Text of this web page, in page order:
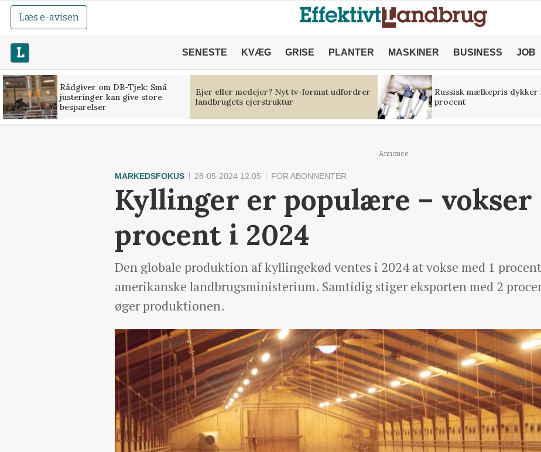
Læs e-avisen
SENESTE KVÆG GRISE PLANTER MASKINER BUSINESS JOB
Rådgiver om DB-Tjek: Små
justeringer kan give store
besparelser
Ejer eller medejer? Nyt tv-format udfordrer
landbrugets ejerstruktur
Russisk mælkepris dykker
procent
Annonce
MARKEDSFOKUS 28-05-2024 12:05 FOR ABONNENTER
Kyllinger er populære – vokser
procent i 2024
Den globale produktion af kyllingekød ventes i 2024 at vokse med 1
amerikanske landbrugsministerium. Samtidig stiger eksporten med 2
øger produktionen.